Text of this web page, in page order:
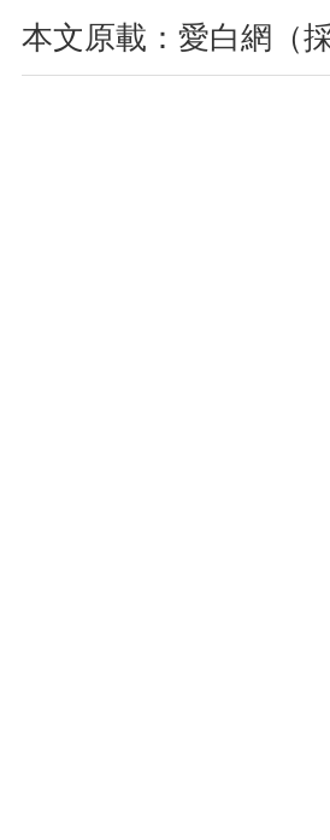
本文原載：愛白網（